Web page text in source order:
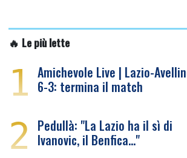
🔥 Le più lette
1 Amichevole Live | Lazio-
6-3: termina il match
2 Pedullà: "La Lazio ha il sì di
Ivanovic, il Benfica…"